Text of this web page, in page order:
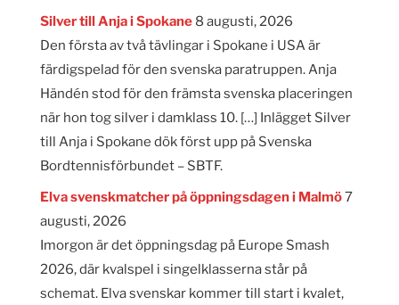
Silver till Anja i Spokane 8 augusti, 2026
Den första av två tävlingar i Spokane i USA är
färdigspelad för den svenska paratruppen. Anja
Händén stod för den främsta svenska placeringen
när hon tog silver i damklass 10. […] Inlägget Silver
till Anja i Spokane dök först upp på Svenska
Bordtennisförbundet – SBTF.
Elva svenskmatcher på öppningsdagen i Malmö7
augusti, 2026
Imorgon är det öppningsdag på Europe Smash
2026, där kvalspel i singelklasserna står på
schemat. Elva svenskar kommer till start i kvalet,